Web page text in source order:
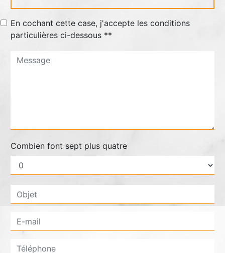
Combien font sept plus quatre
En cochant cette case, j'accepte les conditions
particulières ci-dessous **